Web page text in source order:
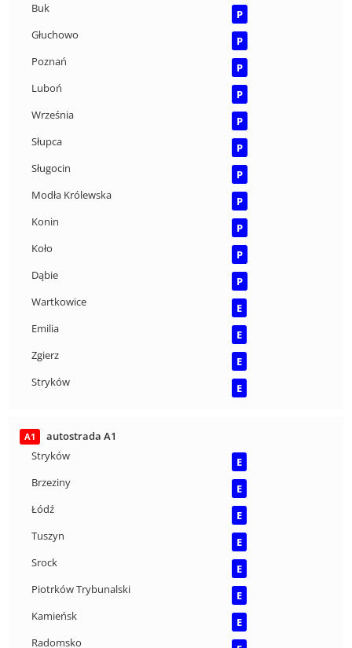
Buk
P
Głuchowo
P
Poznań
P
Luboń
P
Września
P
Słupca
P
Sługocin
P
Modła Królewska
P
Konin
P
Koło
P
Dąbie
P
Wartkowice
E
Emilia
E
Zgierz
E
Stryków
E
A1
autostrada A1
Stryków
E
Brzeziny
E
Łódź
E
Tuszyn
E
Srock
E
Piotrków Trybunalski
E
Kamieńsk
E
Radomsko